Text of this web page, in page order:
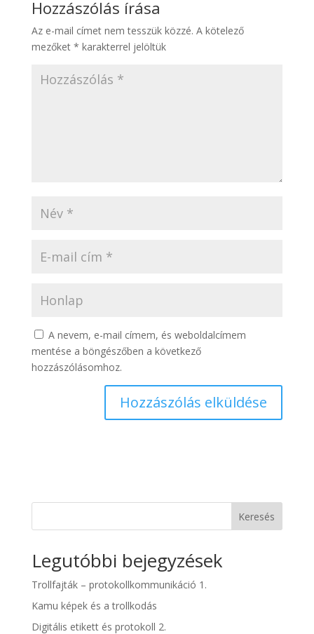
Hozzászólás írása
Az e-mail címet nem tesszük közzé. A kötelező
mezőket * karakterrel jelöltük
A nevem, e-mail címem, és weboldalcímem
mentése a böngészőben a következő
hozzászólásomhoz.
Keresés
Legutóbbi bejegyzések
Trollfajták – protokollkommunikáció 1.
Kamu képek és a trollkodás
Digitális etikett és protokoll 2.